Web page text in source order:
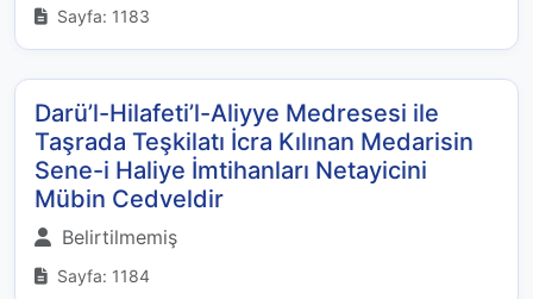
Sayfa: 1183
Darü’l-Hilafeti’l-Aliyye Medresesi ile
Taşrada Teşkilatı İcra Kılınan Medarisin
Sene-i Haliye İmtihanları Netayicini
Mübin Cedveldir
Belirtilmemiş
Sayfa: 1184